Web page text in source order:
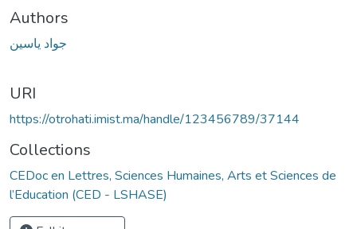
Authors
جواد ياسين
URI
https://otrohati.imist.ma/handle/123456789/37144
Collections
CEDoc en Lettres, Sciences Humaines, Arts et Sciences de
l’Education (CED - LSHASE)